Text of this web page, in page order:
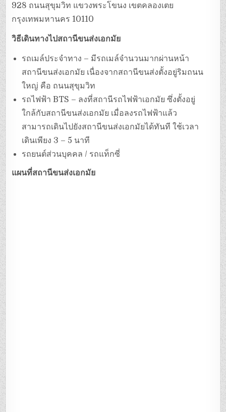
928 ถนนสุขุมวิท แขวงพระโขนง เขตคลองเตย
กรุงเทพมหานคร 10110
วิธีเดินทางไปสถานีขนส่งเอกมัย
รถเมล์ประจำทาง – มีรถเมล์จำนวนมากผ่านหน้า
สถานีขนส่งเอกมัย เนื่องจากสถานีขนส่งตั้งอยู่ริมถนน
ใหญ่ คือ ถนนสุขุมวิท
รถไฟฟ้า BTS – ลงที่สถานีรถไฟฟ้าเอกมัย ซึ่งตั้งอยู่
ใกล้กับสถานีขนส่งเอกมัย เมื่อลงรถไฟฟ้าแล้ว
สามารถเดินไปยังสถานีขนส่งเอกมัยได้ทันที ใช้เวลา
เดินเพียง 3 – 5 นาที
รถยนต์ส่วนบุคคล / รถแท็กซี่
แผนที่สถานีขนส่งเอกมัย